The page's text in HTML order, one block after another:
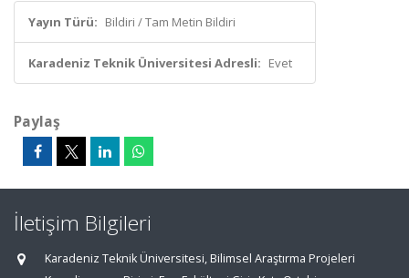
Yayın Türü: Bildiri / Tam Metin Bildiri
Karadeniz Teknik Üniversitesi Adresli: Evet
Paylaş
İletişim Bilgileri
Karadeniz Teknik Üniversitesi, Bilimsel Araştırma Projeleri